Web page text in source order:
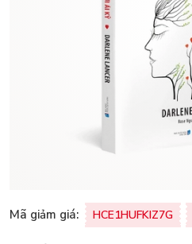
Mã giảm giá: HCE1HUFKIZ7G